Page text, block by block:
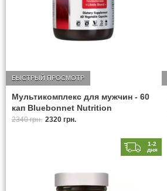
Мультикомплекс для мужчин - 60
кап Bluebonnet Nutrition
БЫСТРЫЙ ПРОСМОТР
2340 грн. 2320 грн.
1-2
дня